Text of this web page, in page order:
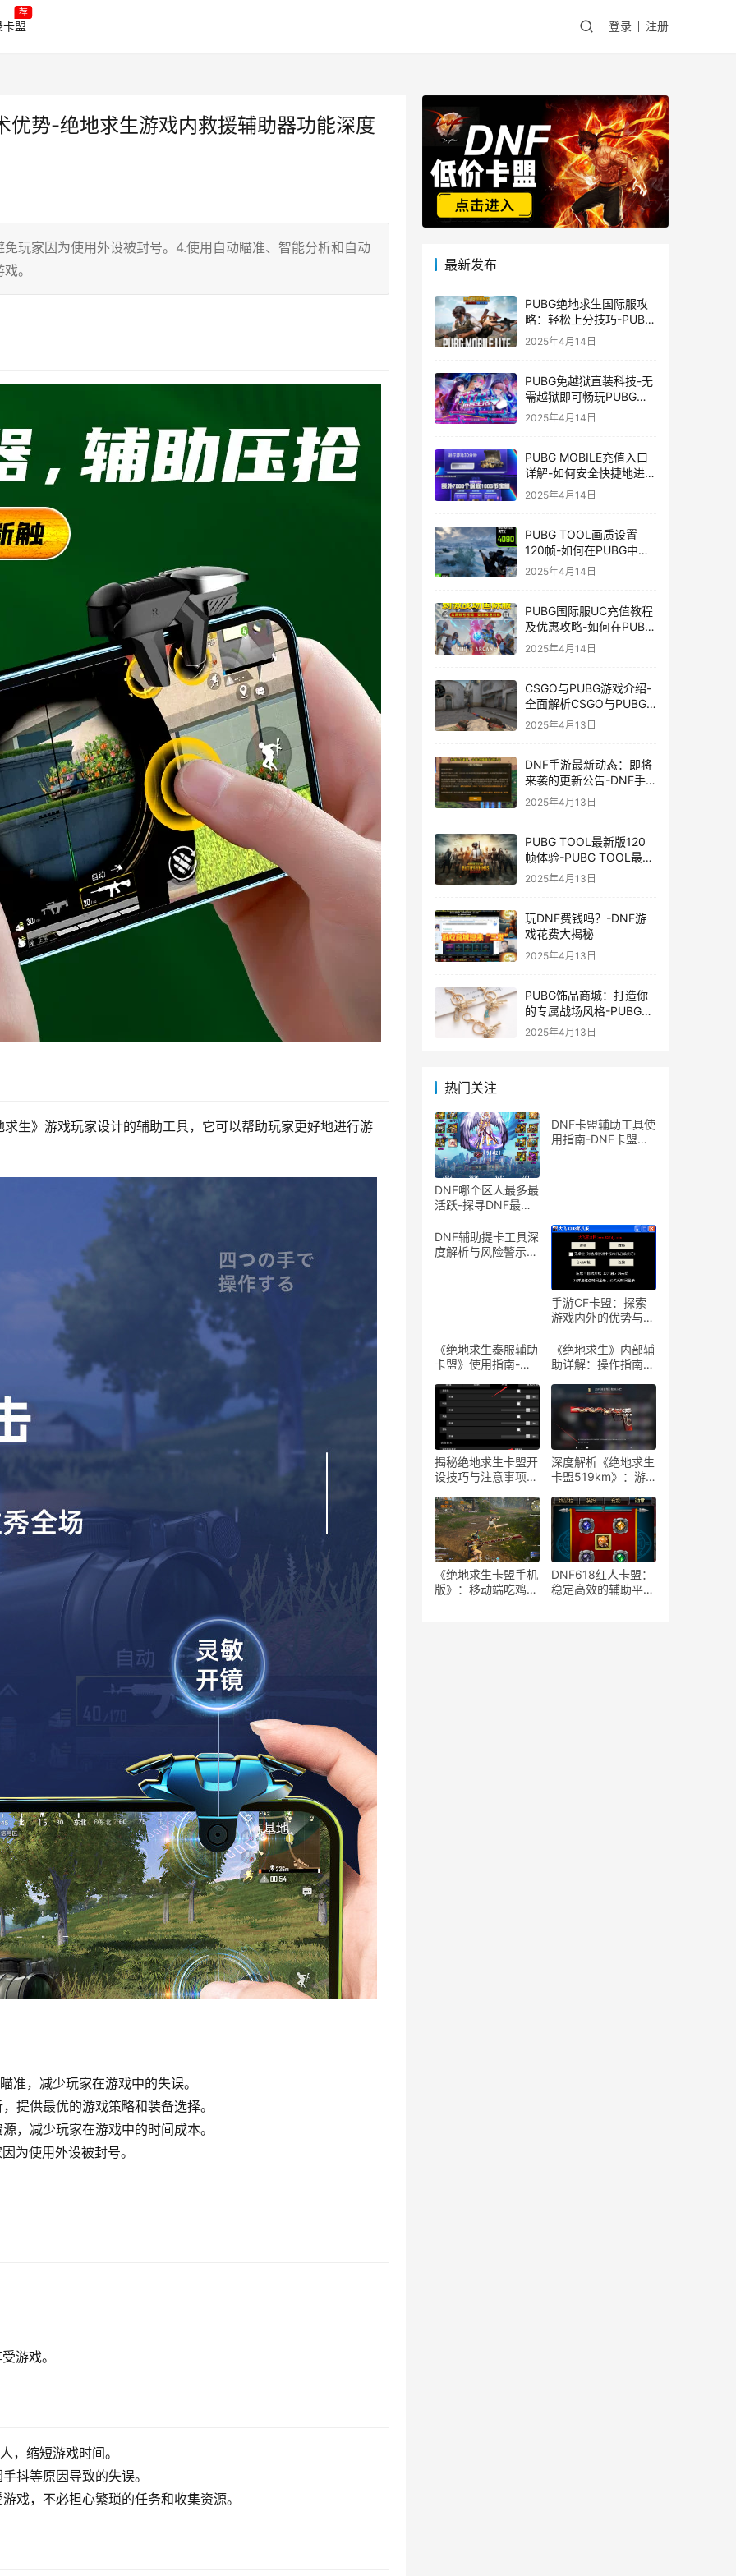
卡盟
荐
登录 注册
优势-绝地求生游戏内救援辅助器功能深度
玩家因为使用外设被封号。4.使用自动瞄准、智能分析和自动
。
生》游戏玩家设计的辅助工具，它可以帮助玩家更好地进行游
准，减少玩家在游戏中的失误。
提供最优的游戏策略和装备选择。
，减少玩家在游戏中的时间成本。
为使用外设被封号。
游戏。
，缩短游戏时间。
抖等原因导致的失误。
戏，不必担心繁琐的任务和收集资源。
最新发布
PUBG绝地求生国际服攻
略：轻松上分技巧-PUBG
绝地求生国际服新手入门
2025年4月14日
PUBG免越狱直装科技-无
需越狱即可畅玩PUBG的
安装技巧
2025年4月14日
PUBG MOBILE充值入口
详解-如何安全快捷地进行
PUBG MOBILE充值
2025年4月14日
PUBG TOOL画质设置
120帧-如何在PUBG中使
用PUBG TOOL实现120
2025年4月14日
PUBG国际服UC充值教程
及优惠攻略-如何在PUBG
国际服中进行高效且安全
的UC充值
2025年4月14日
CSGO与PUBG游戏介绍-
全面解析CSGO与PUBG
这两款热门射击游戏
2025年4月13日
DNF手游最新动态：即将
来袭的更新公告-DNF手
游最新消息与更新时间表
2025年4月13日
PUBG TOOL最新版120
帧体验-PUBG TOOL最新
版120帧游戏体验优化
2025年4月13日
玩DNF费钱吗？-DNF游
戏花费大揭秘
2025年4月13日
PUBG饰品商城：打造你
的专属战场风格-PUBG游
戏内饰品购买指南
2025年4月13日
热门关注
DNF哪个区人最多最
活跃-探寻DNF最热
游戏天堂
DNF卡盟辅助工具使
用指南-DNF卡盟辅
DNF辅助提卡工具深
度解析与风险警示-
手游CF卡盟：探索
游戏内外的优势与合
盟：深入解析游戏产
业中的联盟与合作策
《绝地求生泰服辅助
卡盟》使用指南-
卡盟》体验分享及使
用技巧
《绝地求生》内部辅
助详解：操作指南与
生》内部辅助软件使
用教程与注意事项
揭秘绝地求生卡盟开
设技巧与注意事项-
绝地求生游戏卡盟平
台
深度解析《绝地求生
卡盟519km》：游
《绝地求生》卡盟
519km：揭秘高端
玩家生存与竞技秘籍
《绝地求生卡盟手机
版》：移动端吃鸡新
DNF618红人卡盟：
稳定高效的辅助平台